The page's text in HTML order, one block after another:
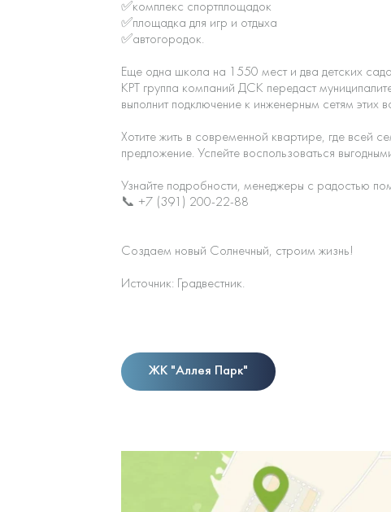
✅комплекс спортплощадок
✅площадка для игр и отдыха
✅автогородок.
Еще одна школа на 1550 мест и два детских
КРТ группа компаний ДСК передаст
выполнит подключение к инженерным сетям этих
Хотите жить в современной квартире, где всей
предложение. Успейте воспользоваться
Узнайте подробности, менеджеры с радостью
📞 +7 (391) 200-22-88
Создаем новый Солнечный, строим жизнь!
Источник: Градвестник.
ЖК "Аллея Парк"